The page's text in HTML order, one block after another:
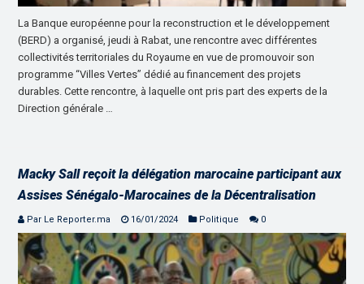
La Banque européenne pour la reconstruction et le développement
(BERD) a organisé, jeudi à Rabat, une rencontre avec différentes
collectivités territoriales du Royaume en vue de promouvoir son
programme “Villes Vertes” dédié au financement des projets
durables. Cette rencontre, à laquelle ont pris part des experts de la
Direction générale …
Macky Sall reçoit la délégation marocaine participant aux
Assises Sénégalo-Marocaines de la Décentralisation
Par Le Reporter.ma 16/01/2024 Politique 0